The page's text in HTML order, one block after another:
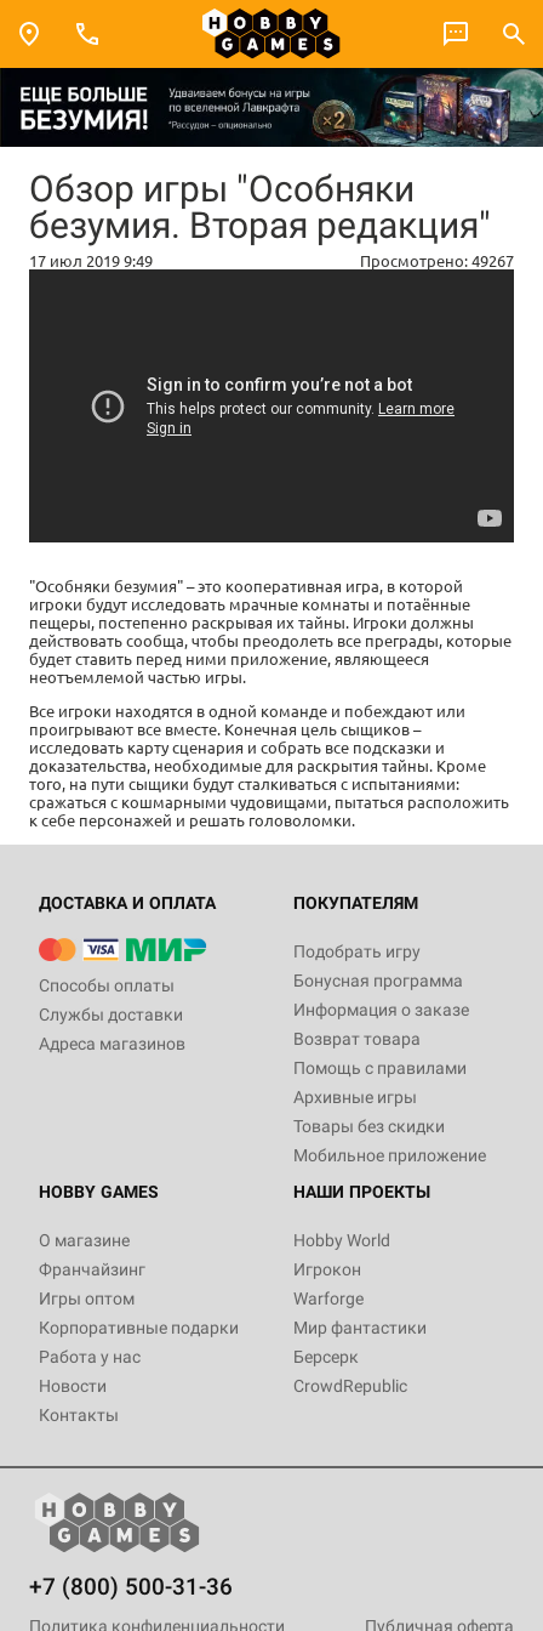
Обзор игры "Особняки
безумия. Вторая редакция"
17 июл 2019 9:49 Просмотрено:49267
"Особняки безумия" – это кооперативная игра, в которой
игроки будут исследовать мрачные комнаты и потаённые
пещеры, постепенно раскрывая их тайны. Игроки должны
действовать сообща, чтобы преодолеть все преграды, которые
будет ставить перед ними приложение, являющееся
неотъемлемой частью игры.
Все игроки находятся в одной команде и побеждают или
проигрывают все вместе. Конечная цель сыщиков –
исследовать карту сценария и собрать все подсказки и
доказательства, необходимые для раскрытия тайны. Кроме
того, на пути сыщики будут сталкиваться с испытаниями:
сражаться с кошмарными чудовищами, пытаться расположить
к себе персонажей и решать головоломки.
ДОСТАВКА И ОПЛАТА
Способы оплаты
Службы доставки
Адреса магазинов
ПОКУПАТЕЛЯМ
Подобрать игру
Бонусная программа
Информация о заказе
Возврат товара
Помощь с правилами
Архивные игры
Товары без скидки
Мобильное приложение
HOBBY GAMES
О магазине
Франчайзинг
Игры оптом
Корпоративные подарки
Работа у нас
Новости
Контакты
НАШИ ПРОЕКТЫ
Hobby World
Игрокон
Warforge
Мир фантастики
Берсерк
CrowdRepublic
+7 (800) 500-31-36
Политика конфиденциальности Публичная оферта